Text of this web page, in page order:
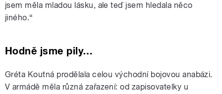
jsem měla mladou lásku, ale teď jsem hledala něco
jiného.“
Hodně jsme pily…
Gréta Koutná prodělala celou východní bojovou anabázi.
V armádě měla různá zařazení: od zapisovatelky u